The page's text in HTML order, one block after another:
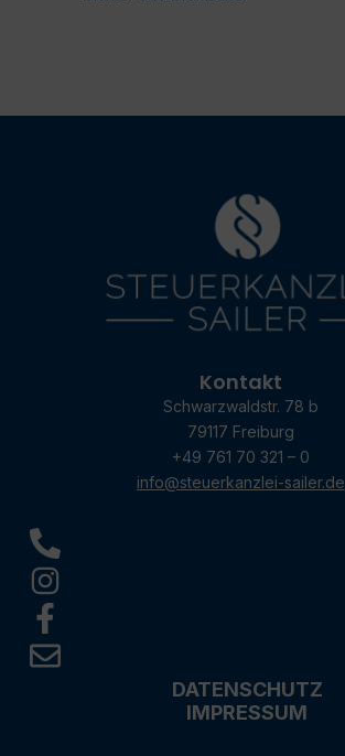
Kontakt
Schwarzwaldstr. 78 b
79117 Freiburg
+49 761 70 321 – 0
info@steuerkanzlei-sailer.de
DATENSCHUTZ
IMPRESSUM